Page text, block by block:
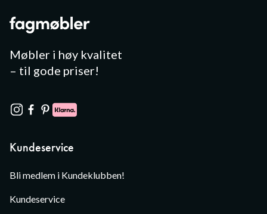
Møbler i høy kvalitet
– til gode priser!
Kundeservice
Bli medlem i Kundeklubben!
Kundeservice